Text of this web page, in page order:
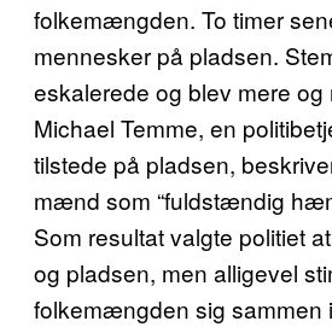
folkemængden. To timer
mennesker på pladsen.
eskalerede og blev mere og
Michael Temme, en
tilstede på pladsen,
mænd som “fuldstændig
Som resultat valgte politiet
og pladsen, men alligevel
folkemængden sig sammen